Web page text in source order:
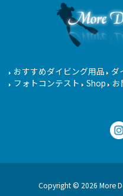
おすすめダイビング用品 ダ
フォトコンテスト
Shop
Copyright © 2026 More